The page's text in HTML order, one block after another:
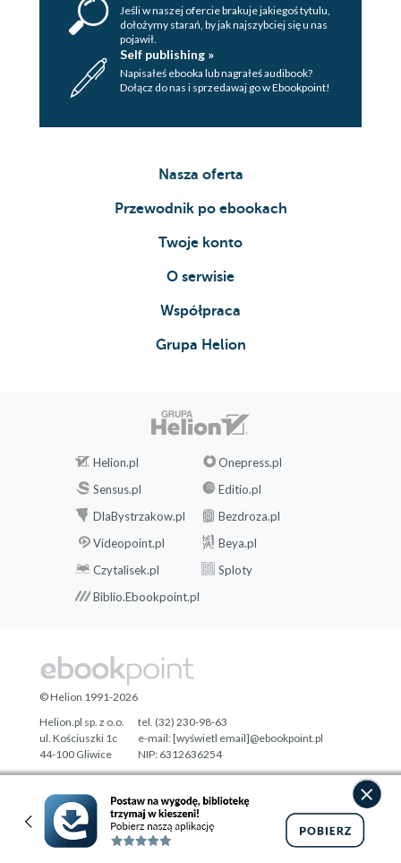
Jeśli w naszej ofercie brakuje jakiegoś tytulu,
dołożymy starań, by jak najszybciej się u nas
pojawił.
Self publishing »
Napisałeś ebooka lub nagrałeś audibook?
Dołącz do nas i sprzedawaj go w Ebookpoint!
Nasza oferta
Przewodnik po ebookach
Twoje konto
O serwisie
Współpraca
Grupa Helion
Helion.pl
Onepress.pl
Sensus.pl
Editio.pl
DlaBystrzakow.pl
Bezdroza.pl
Videopoint.pl
Beya.pl
Czytalisek.pl
Sploty
Biblio.Ebookpoint.pl
Designed with ♥ byTonik.pl
© Helion 1991-2026
Helion.pl sp. z o.o.
ul. Kościuszki 1c
44-100 Gliwice
tel. (32) 230-98-63
e-mail:[wyświetl email]@ebookpoint.pl
NIP: 6312636254
Regon: 241989027
Pełna wersja strony »